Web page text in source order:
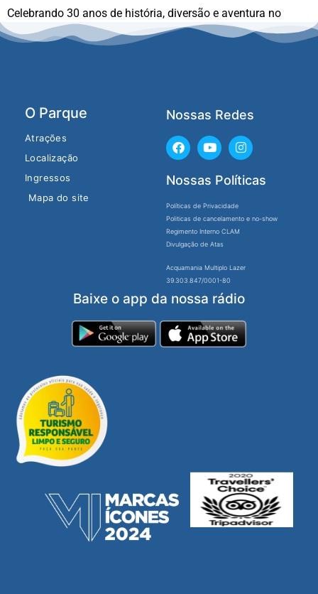
Celebrando 30 anos de história, diversão e aventura no
Acquamania!
O Parque
Atrações
Localização
Ingressos
Mapa do site
Nossas Redes
Nossas Políticas
Políticas de Privacidade
Politicas de cancelamento e no-show
Regimento Interno CLAM
Divulgação de Atas
Acquamania Multiplo Lazer
39.303.847/0001-80
Baixe o app da nossa rádio